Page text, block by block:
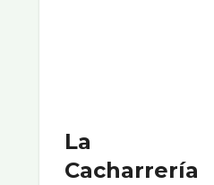
La
Cacharrería